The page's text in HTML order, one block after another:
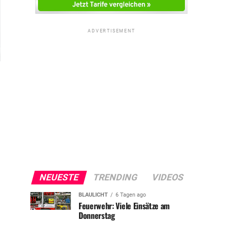
ADVERTISEMENT
NEUESTE TRENDING VIDEOS
BLAULICHT 6 Tagen ago
Feuerwehr: Viele Einsätze am
Donnerstag